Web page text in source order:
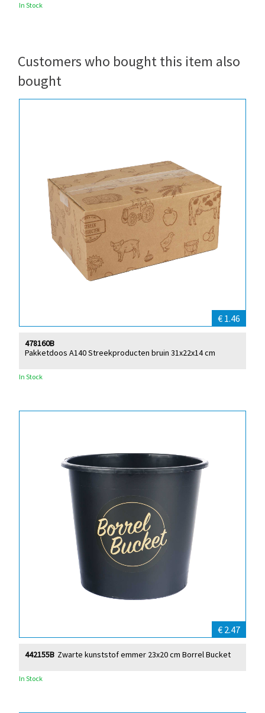
In Stock
Customers who bought this item also
bought
€ 1.46
Pakketdoos A140 Streekproducten bruin 31x22x14 cm
478160B
In Stock
€ 2.47
Zwarte kunststof emmer 23x20 cm Borrel Bucket
442155B
In Stock